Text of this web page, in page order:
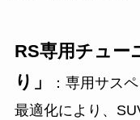
RS専用チュー
り」
：専用サス
最適化により、